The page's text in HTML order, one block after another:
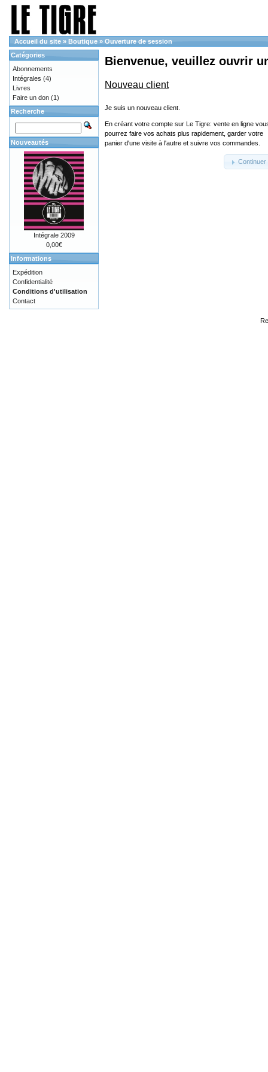
Accueil du site » Boutique » Ouverture de session
Bienvenue, veuillez ouvrir
Nouveau client
Je suis un nouveau client.
En créant votre compte sur Le Tigre: vente en ligne
pourrez faire vos achats plus rapidement, garder votre
panier d'une visite à l'autre et suivre vos commandes.
Continuer
Catégories
Abonnements
Intégrales (4)
Livres
Faire un don (1)
Recherche
Nouveautés
Intégrale 2009
0,00€
Informations
Expédition
Confidentialité
Conditions d'utilisation
Contact